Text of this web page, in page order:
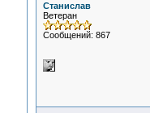
Станислав
Ветеран
Сообщений: 867